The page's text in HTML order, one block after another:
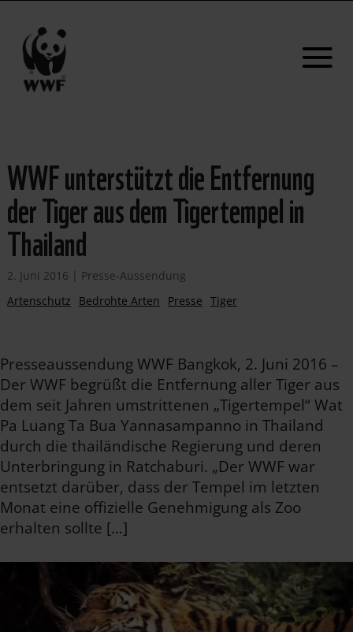
WWF unterstützt die Entfernung
der Tiger aus dem Tigertempel in
Thailand
2. Juni 2016 | Presse-Aussendung
Artenschutz
Bedrohte Arten Presse Tiger
Presseaussendung WWF Bangkok, 2. Juni 2016 –
Der WWF begrüßt die Entfernung aller Tiger aus
dem seit Jahren umstrittenen „Tigertempel“ Wat
Pa Luang Ta Bua Yannasampanno in Thailand
durch die thailändische Regierung und deren
Unterbringung in Ratchaburi. „Der WWF war
entsetzt darüber, dass der Tempel im letzten
Monat eine offizielle Genehmigung als Zoo
erhalten sollte […]